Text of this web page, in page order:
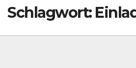
Schlagwort: